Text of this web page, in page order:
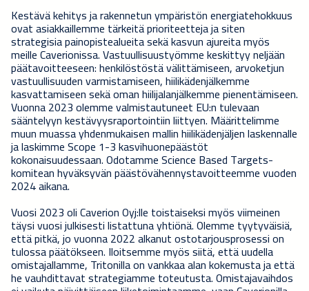
Kestävä kehitys ja rakennetun ympäristön energiatehokkuus
ovat asiakkaillemme tärkeitä prioriteetteja ja siten
strategisia painopistealueita sekä kasvun ajureita myös
meille Caverionissa. Vastuullisuustyömme keskittyy neljään
päätavoitteeseen: henkilöstöstä välittämiseen, arvoketjun
vastuullisuuden varmistamiseen, hiilikädenjälkemme
kasvattamiseen sekä oman hiilijalanjälkemme pienentämiseen.
Vuonna 2023 olemme valmistautuneet EU:n tulevaan
sääntelyyn kestävyysraportointiin liittyen. Määrittelimme
muun muassa yhdenmukaisen mallin hiilikädenjäljen laskennalle
ja laskimme Scope 1-3 kasvihuonepäästöt
kokonaisuudessaan. Odotamme Science Based Targets-
komitean hyväksyvän päästövähennystavoitteemme vuoden
2024 aikana.
Vuosi 2023 oli Caverion Oyj:lle toistaiseksi myös viimeinen
täysi vuosi julkisesti listattuna yhtiönä. Olemme tyytyväisiä,
että pitkä, jo vuonna 2022 alkanut ostotarjousprosessi on
tulossa päätökseen. Iloitsemme myös siitä, että uudella
omistajallamme, Tritonilla on vankkaa alan kokemusta ja että
he vauhdittavat strategiamme toteutusta. Omistajavaihdos